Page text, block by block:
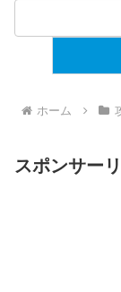
ホーム
スポンサー